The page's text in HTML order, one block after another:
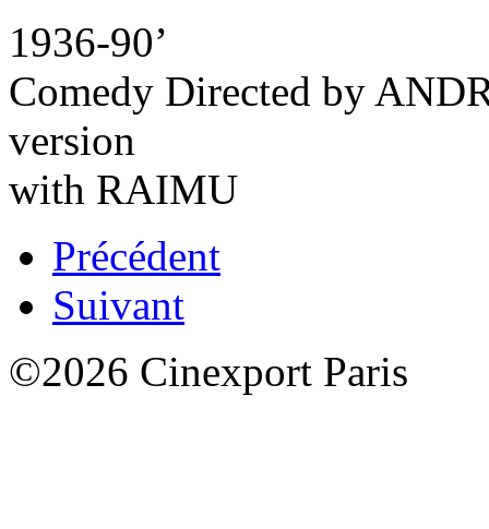
1936-90’
Comedy Directed by
version
with RAIMU
Précédent
Suivant
©2026 Cinexport Paris